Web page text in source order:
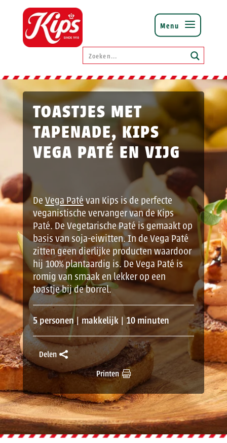
TOASTJES MET
TAPENADE, KIPS
VEGA PATÉ EN VIJG
DeVega Patévan Kips is de perfecte
veganistische vervanger van de Kips
Paté. De Vegetarische Paté is gemaakt op
basis van soja-eiwitten. In de Vega Paté
zitten geen dierlijke producten waardoor
hij 100% plantaardig is. De Vega Paté is
romig van smaak en lekker op een
toastje bij de borrel.
5 personen | makkelijk | 10 minuten
Delen
Printen